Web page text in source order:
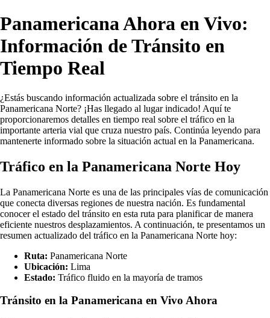
Panamericana Ahora en Vivo:
Información de Tránsito en
Tiempo Real
¿Estás buscando información actualizada sobre el tránsito en la
Panamericana Norte? ¡Has llegado al lugar indicado! Aquí te
proporcionaremos detalles en tiempo real sobre el tráfico en la
importante arteria vial que cruza nuestro país. Continúa leyendo para
mantenerte informado sobre la situación actual en la Panamericana.
Tráfico en la Panamericana Norte Hoy
La Panamericana Norte es una de las principales vías de comunicación
que conecta diversas regiones de nuestra nación. Es fundamental
conocer el estado del tránsito en esta ruta para planificar de manera
eficiente nuestros desplazamientos. A continuación, te presentamos un
resumen actualizado del tráfico en la Panamericana Norte hoy:
Ruta: Panamericana Norte
Ubicación: Lima
Estado: Tráfico fluido en la mayoría de tramos
Tránsito en la Panamericana en Vivo Ahora